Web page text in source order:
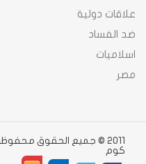
علاقات دولية
ضد الفساد
اسلاميات
مصر
2011 © جميع الحقوق
كوم